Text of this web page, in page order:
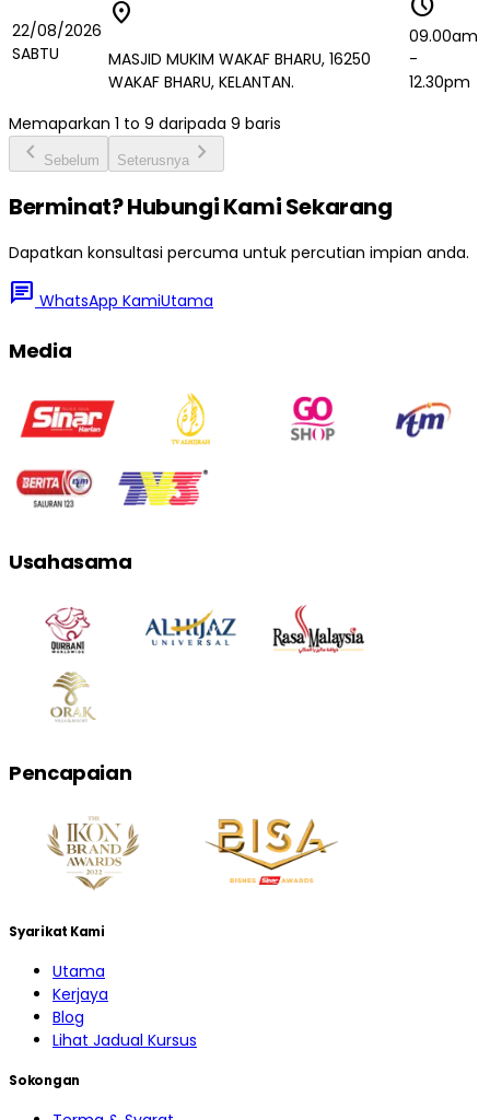
22/08/2026
SABTU
location_on
MASJID MUKIM WAKAF BHARU, 16250
WAKAF BHARU, KELANTAN.
09.00am
-
12.30pm
Memaparkan 1 to 9 daripada 9 baris
chevron_left Sebelum Seterusnya chevron_right
Berminat? Hubungi Kami Sekarang
Dapatkan konsultasi percuma untuk percutian impian anda.
chat WhatsApp KamiUtama
Media
Usahasama
Pencapaian
Syarikat Kami
Utama
Kerjaya
Blog
Lihat Jadual Kursus
Sokongan